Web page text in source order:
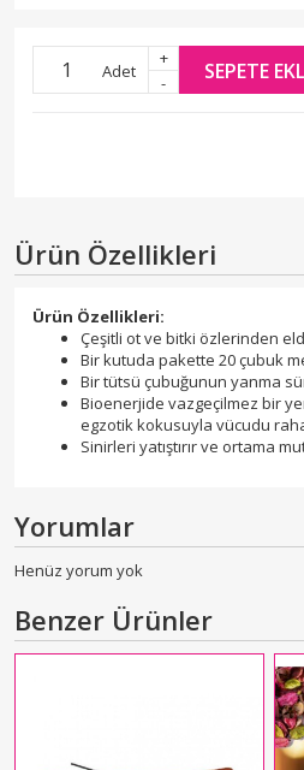
Adet
+
-
SEPETE
Ürün Özellikleri
Ürün Özellikleri:
Çeşitli ot ve bitki özlerinden
Bir kutuda pakette 20 çubuk
Bir tütsü çubuğunun yanma
Bioenerjide vazgeçilmez bir
egzotik kokusuyla vücudu
Sinirleri yatıştırır ve ortama
Yorumlar
Henüz yorum yok
Benzer Ürünler